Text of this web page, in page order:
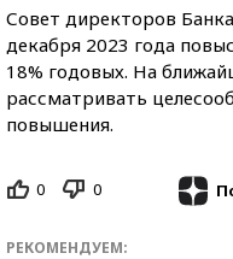
Совет директоров
декабря 2023 года
18% годовых. На
рассматривать
повышения.
0 0
РЕКОМЕНДУЕМ: